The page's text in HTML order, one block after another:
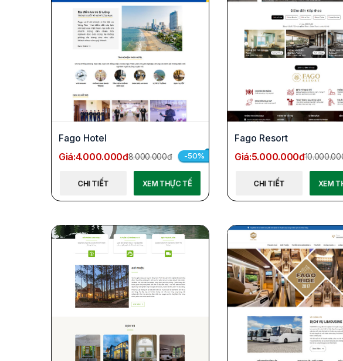
Fago Hotel
Giá:4.000.000đ8.000.000đ -50%
CHI TIẾT XEM THỰC TẾ
Fago Resort
Giá:5.000.000đ
CHI TIẾT XEM